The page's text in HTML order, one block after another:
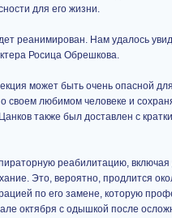
для его жизни.
реанимирован. Нам удалось
Росица Обрешкова.
может быть очень опасной
любимом человеке и
также был доставлен с
реабилитацию,
Это, вероятно, продлится
по его замене, которую
октября с одышкой после